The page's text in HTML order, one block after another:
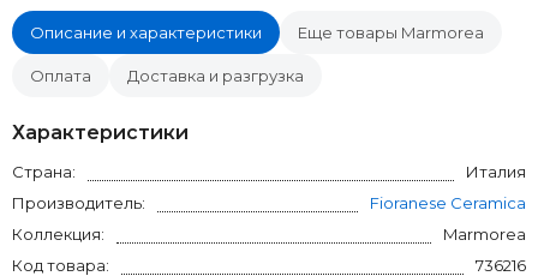
Описание и характеристики Еще товары Marmorea
Оплата Доставка и разгрузка
Характеристики
Страна:
Италия
Производитель:
Fioranese Ceramica
Коллекция:
Marmorea
Код товара:
736216